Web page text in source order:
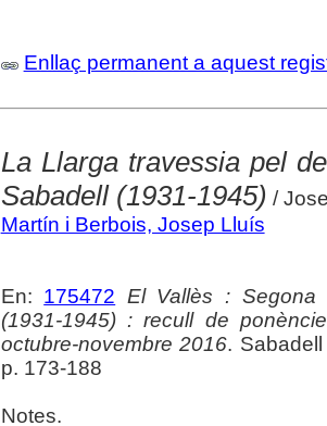
Enllaç permanent a aquest
La Llarga travessia pel
Sabadell (1931-1945) /
Martín i Berbois, Josep Lluís
En: 175472 El Vallès : Segona
(1931-1945) : recull de
octubre-novembre 2016.
p. 173-188
Notes.